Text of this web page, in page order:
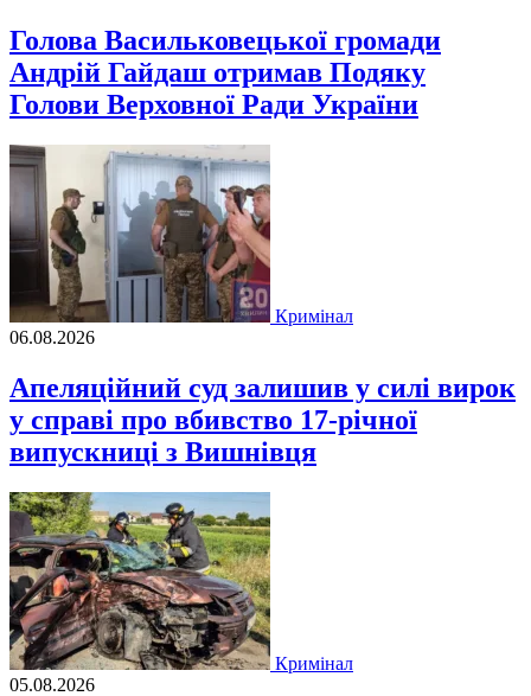
Голова Васильковецької громади
Андрій Гайдаш отримав Подяку
Голови Верховної Ради України
Кримінал
06.08.2026
Апеляційний суд залишив у силі вирок
у справі про вбивство 17-річної
випускниці з Вишнівця
Кримінал
05.08.2026